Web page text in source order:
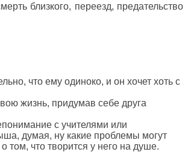
близкого, переезд, предательство
что ему одиноко, и он хочет хоть с
жизнь, придумав себе друга
с учителями или
думая, ну какие проблемы могут
том, что творится у него на душе.